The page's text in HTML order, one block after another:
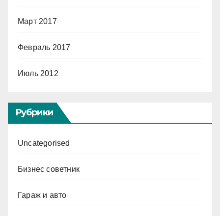
Март 2017
Февраль 2017
Июль 2012
Рубрики
Uncategorised
Бизнес советник
Гараж и авто